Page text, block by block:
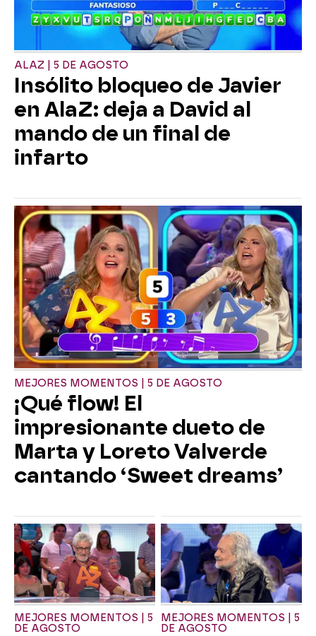
ALAZ | 5 DE AGOSTO
Insólito bloqueo de Javier
en AlaZ: deja a David al
mando de un final de
infarto
MEJORES MOMENTOS | 5 DE AGOSTO
¡Qué flow! El
impresionante dueto de
Marta y Loreto Valverde
cantando ‘Sweet dreams’
MEJORES MOMENTOS | 5
DE AGOSTO
MEJORES MOMENTOS | 5
DE AGOSTO